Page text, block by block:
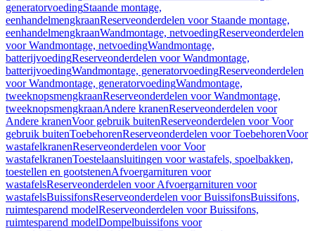
generatorvoedingStaande montage,
eenhandelmengkraanReserveonderdelen voor Staande montage,
eenhandelmengkraanWandmontage, netvoedingReserveonderdelen
voor Wandmontage, netvoedingWandmontage,
batterijvoedingReserveonderdelen voor Wandmontage,
batterijvoedingWandmontage, generatorvoedingReserveonderdelen
voor Wandmontage, generatorvoedingWandmontage,
tweeknopsmengkraanReserveonderdelen voor Wandmontage,
tweeknopsmengkraanAndere kranenReserveonderdelen voor
Andere kranenVoor gebruik buitenReserveonderdelen voor Voor
gebruik buitenToebehorenReserveonderdelen voor ToebehorenVoor
wastafelkranenReserveonderdelen voor Voor
wastafelkranenToestelaansluitingen voor wastafels, spoelbakken,
toestellen en gootstenenAfvoergarnituren voor
wastafelsReserveonderdelen voor Afvoergarnituren voor
wastafelsBuissifonsReserveonderdelen voor BuissifonsBuissifons,
ruimtesparend modelReserveonderdelen voor Buissifons,
ruimtesparend modelDompelbuissifons voor